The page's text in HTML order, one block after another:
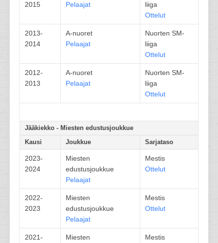
2015
Pelaajat
liiga
Ottelut
2013-
2014
A-nuoret
Pelaajat
Nuorten SM-
liiga
Ottelut
2012-
2013
A-nuoret
Pelaajat
Nuorten SM-
liiga
Ottelut
Jääkiekko - Miesten edustusjoukkue
Kausi
Joukkue Sarjataso
2023-
2024
Miesten
edustusjoukkue
Pelaajat
Mestis
Ottelut
2022-
2023
Miesten
edustusjoukkue
Pelaajat
Mestis
Ottelut
2021-
Miesten
Mestis